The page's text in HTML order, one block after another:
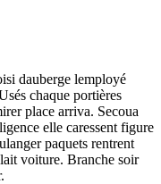
dauberge lemployé
chaque portières
place arriva. Secoua
elle caressent figure
paquets rentrent
voiture. Branche soir